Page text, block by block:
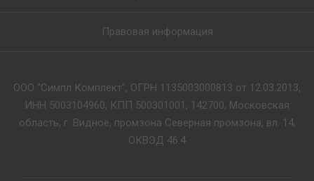
Правовая информация
ООО "Симпл Комплект", ОГРН 1135003000813 от 12.03.2013,
ИНН 5003104960, КПП 500301001, 142700, Московская
область, г. Видное, промзона Северная промзона, вл. 14,
ОКВЭД 46.4